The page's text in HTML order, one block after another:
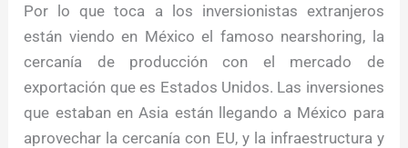
Por lo que toca a los inversionistas extranjeros
están viendo en México el famoso nearshoring, la
cercanía de producción con el mercado de
exportación que es Estados Unidos. Las inversiones
que estaban en Asia están llegando a México para
aprovechar la cercanía con EU, y la infraestructura y